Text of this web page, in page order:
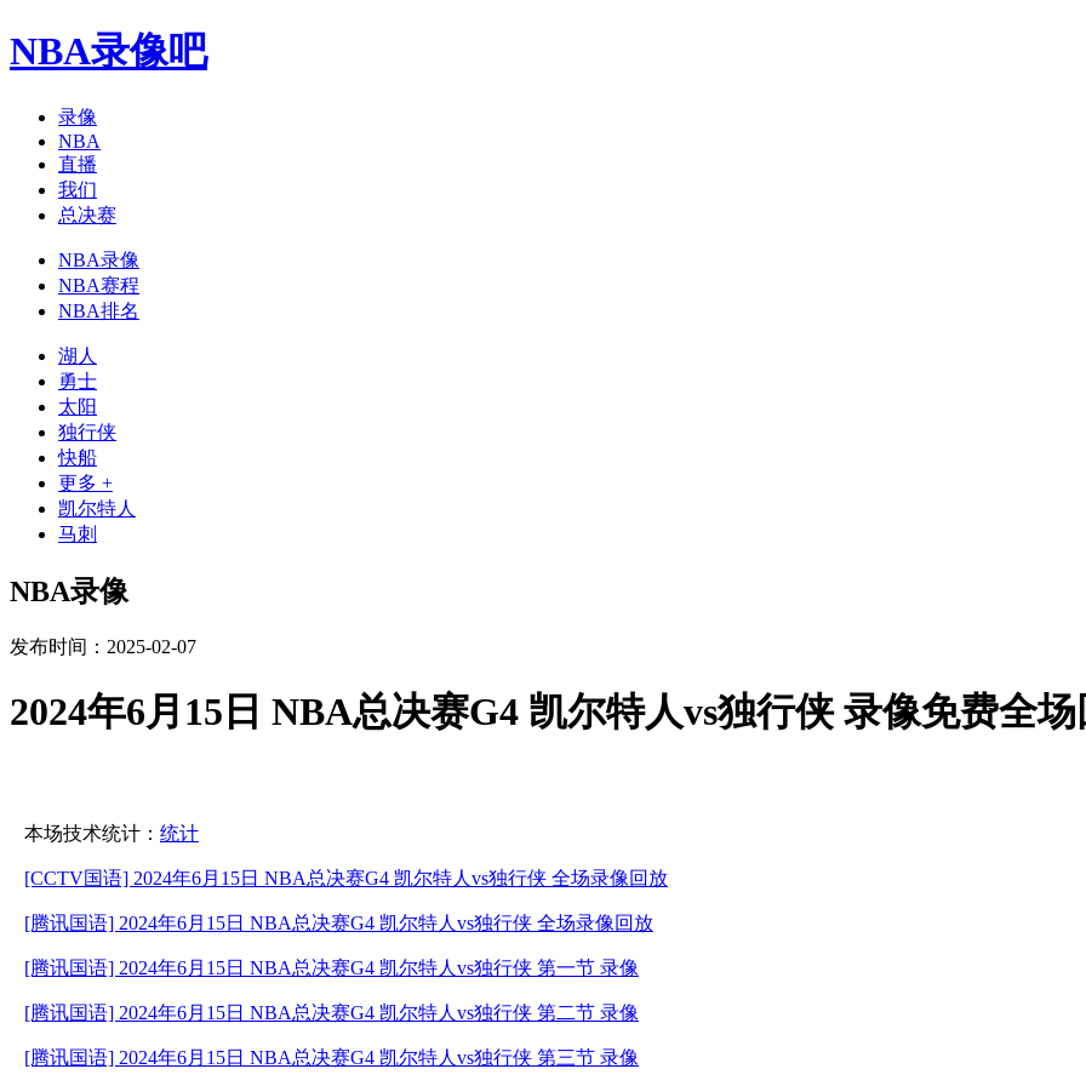
NBA录像吧
录像
NBA
直播
我们
总决赛
NBA录像
NBA赛程
NBA排名
湖人
勇士
太阳
独行侠
快船
更多 +
凯尔特人
马刺
NBA录像
发布时间：2025-02-07
2024年6月15日 NBA总决赛G4 凯尔特人vs独行侠 录像免费全
本场技术统计： 统计
[CCTV国语] 2024年6月15日 NBA总决赛G4 凯尔特人vs独行侠 全场录像回放
[腾讯国语] 2024年6月15日 NBA总决赛G4 凯尔特人vs独行侠 全场录像回放
[腾讯国语] 2024年6月15日 NBA总决赛G4 凯尔特人vs独行侠 第一节 录像
[腾讯国语] 2024年6月15日 NBA总决赛G4 凯尔特人vs独行侠 第二节 录像
[腾讯国语] 2024年6月15日 NBA总决赛G4 凯尔特人vs独行侠 第三节 录像